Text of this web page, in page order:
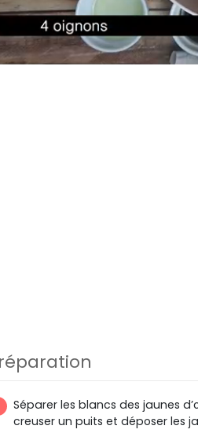
Séparer les blancs des jaunes
creuser un puits et déposer les